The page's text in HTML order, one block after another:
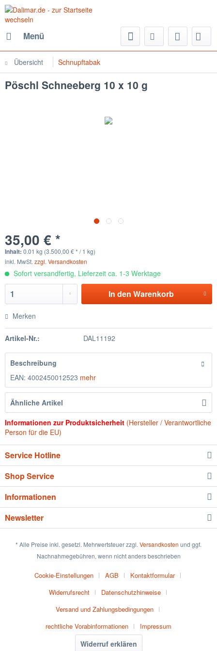
Menü
Übersicht Schnupftabak
Pöschl Schneeberg 10 x 10 g
35,00 € *
Inhalt: 0.01 kg (3.500,00 € * / 1 kg)
inkl. MwSt. zzgl. Versandkosten
Sofort versandfertig, Lieferzeit ca. 1-3 Werktage
In den Warenkorb
Merken
Artikel-Nr.: DAL11192
Beschreibung
EAN: 4002450012523 mehr
Ähnliche Artikel
Informationen zur Produktsicherheit (Hersteller / Verantwortliche
Person für die EU)
Service Hotline
Shop Service
Informationen
Newsletter
* Alle Preise inkl. gesetzl. Mehrwertsteuer zzgl. Versandkosten und ggf.
Nachnahmegebühren, wenn nicht anders beschrieben
Cookie-Einstellungen AGB
Kontaktformular
Widerrufsrecht
Datenschutzhinweise
Versand und Zahlungsbedingungen
rechtliche Vorabinformationen
Impressum
Widerruf erklären